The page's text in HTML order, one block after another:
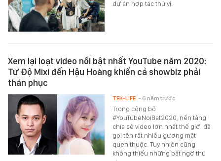
dự án hợp tác thú vị.
Xem lại loạt video nổi bật nhất YouTube năm 2020:
Từ Độ Mixi đến Hậu Hoàng khiến cả showbiz phải
thán phục
Trong công bố
#YouTubeNoiBat2020, nền tảng
chia sẻ video lớn nhất thế giới đã
gọi tên rất nhiều gương mặt
quen thuộc. Tuy nhiên cũng
không thiếu những bất ngờ thú
TEK-LIFE - 6 năm trước